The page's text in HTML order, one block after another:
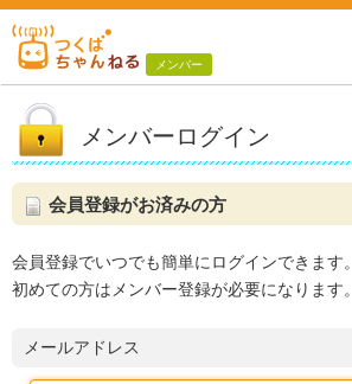
メンバー
メンバーログイン
会員登録がお済みの方
会員登録でいつでも簡単にログインできます。
初めての方はメンバー登録が必要になります。
メールアドレス